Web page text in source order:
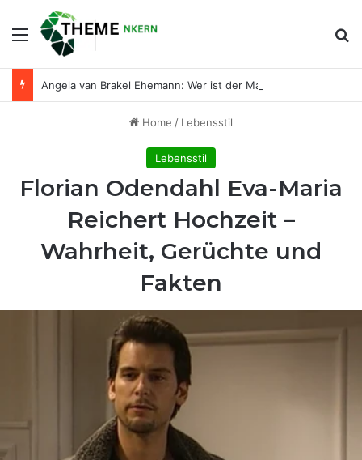
Menu
Home / Lebensstil
Lebensstil
Florian Odendahl Eva-Maria
Reichert Hochzeit –
Wahrheit, Gerüchte und
Fakten